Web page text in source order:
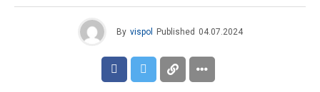
By vispol Published 04.07.2024